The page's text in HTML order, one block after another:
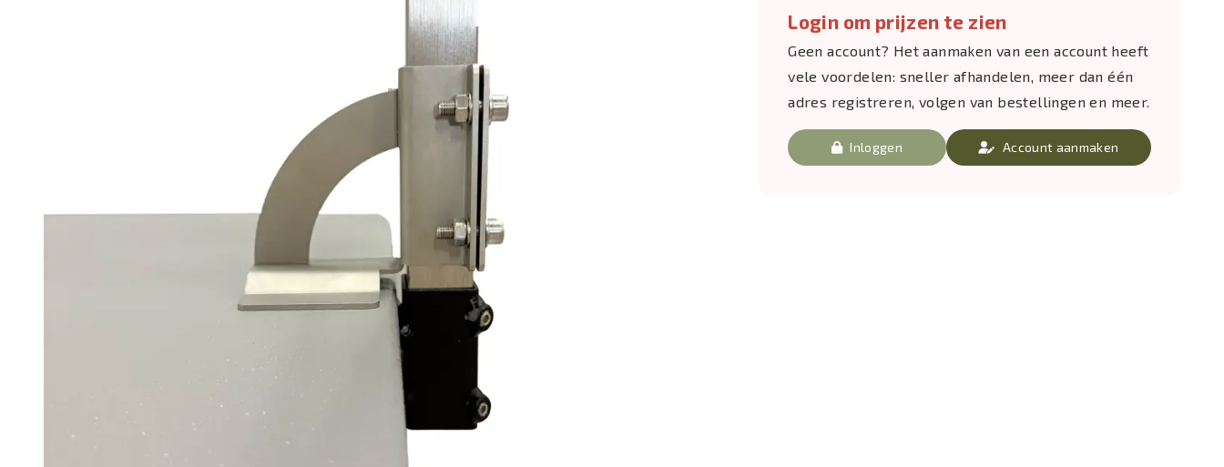
Login om prijzen te zien
Geen account? Het aanmaken van een account heeft
vele voordelen: sneller afhandelen, meer dan één
adres registreren, volgen van bestellingen en meer.
Inloggen Account aanmaken